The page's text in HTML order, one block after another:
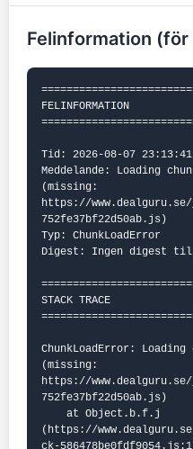
Felinformation
FELINFORMATION
Tid: 2026-08-07 23:13:41
Meddelande: Loading
(missing:
https://
752fe37bf22d50ab.js)
Typ: ChunkLoadError
Digest: Ingen digest
STACK TRACE
ChunkLoadError:
(missing:
https://
752fe37bf22d50ab.js)
(https://
ck-